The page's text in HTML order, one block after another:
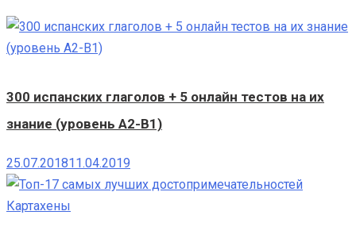
300 испанских глаголов + 5 онлайн тестов на их
знание (уровень A2-B1)
25.07.201811.04.2019